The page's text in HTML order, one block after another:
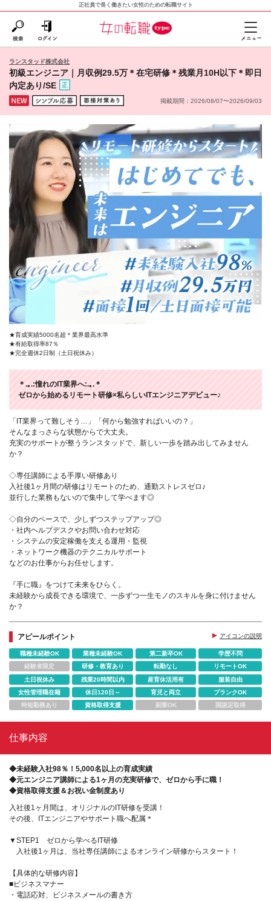
正社員で長く働きたい女性のための転職サイト
ランスタッド株式会社
初級エンジニア｜月収例29.5万＊在宅研修＊残業月10H以下＊即日
内定あり/SE
掲載期間：2026/08/07〜2026/09/03
★育成実績5000名超＊業界最高水準
★有給取得率87％
★完全週休2日制（土日祝休み）
＊.｡.:憧れのIT業界へ:.｡.＊
ゼロから始めるリモート研修×私らしいITエンジニアデビュー♪
「IT業界って難しそう…」「何から勉強すればいいの？」
そんなまっさらな状態からで大丈夫。
充実のサポートが整うランスタッドで、新しい一歩を踏み出してみません
か？
◇専任講師による手厚い研修あり
入社後1ヶ月間の研修はリモートのため、通勤ストレスゼロ♪
並行した業務もないので集中して学べます◎
◇自分のペースで、少しずつステップアップ◎
・社内ヘルプデスクやお問い合わせ対応
・システムの安定稼働を支える運用・監視
・ネットワーク機器のテクニカルサポート
などのお仕事からお任せします。
『手に職』をつけて未来をひらく。
未経験から成長できる環境で、一歩ずつ一生モノのスキルを身に付けません
か？
アピールポイント アイコンの説明
職種未経験OK 業種未経験OK 第二新卒OK
学歴不問
経験者限定
研修・教育あり 転勤なし
リモートOK
土日祝休み
残業20時間以内 産育休活用有
服装自由
女性管理職在籍
休日120日～ 育児と両立
ブランクOK
時短勤務あり
資格取得支援 副業OK 国認定取得
仕事内容
◆未経験入社98％！5,000名以上の育成実績
◆元エンジニア講師による1ヶ月の充実研修で、ゼロから手に職！
◆資格取得支援＆お祝い金制度あり
入社後1ヶ月間は、オリジナルのIT研修を受講！
その後、ITエンジニアやサポート職へ配属＊
▼STEP1 ゼロから学べるIT研修
入社後1ヶ月は、当社専任講師によるオンライン研修からスタート！
【具体的な研修内容】
■ビジネスマナー
・電話応対、ビジネスメールの書き方